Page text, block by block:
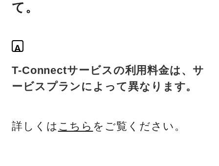
て。
A
T-Connectサービスの利用料金は、サ
ービスプランによって異なります。
詳しくは こちら をご覧ください。